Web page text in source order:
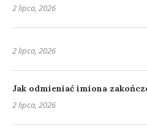
2 lipca, 2026
2 lipca, 2026
Jak odmieniać imiona
2 lipca, 2026